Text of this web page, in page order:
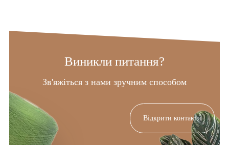
Виникли питання?
Зв'яжіться з нами зручним способом
Відкрити контакти